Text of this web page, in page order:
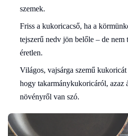
szemek.
Friss a kukoricacső, ha a
tejszerű nedv jön belőle – de
éretlen.
Világos, vajsárga szemű
hogy takarmánykukoricáról, azaz
növényről van szó.